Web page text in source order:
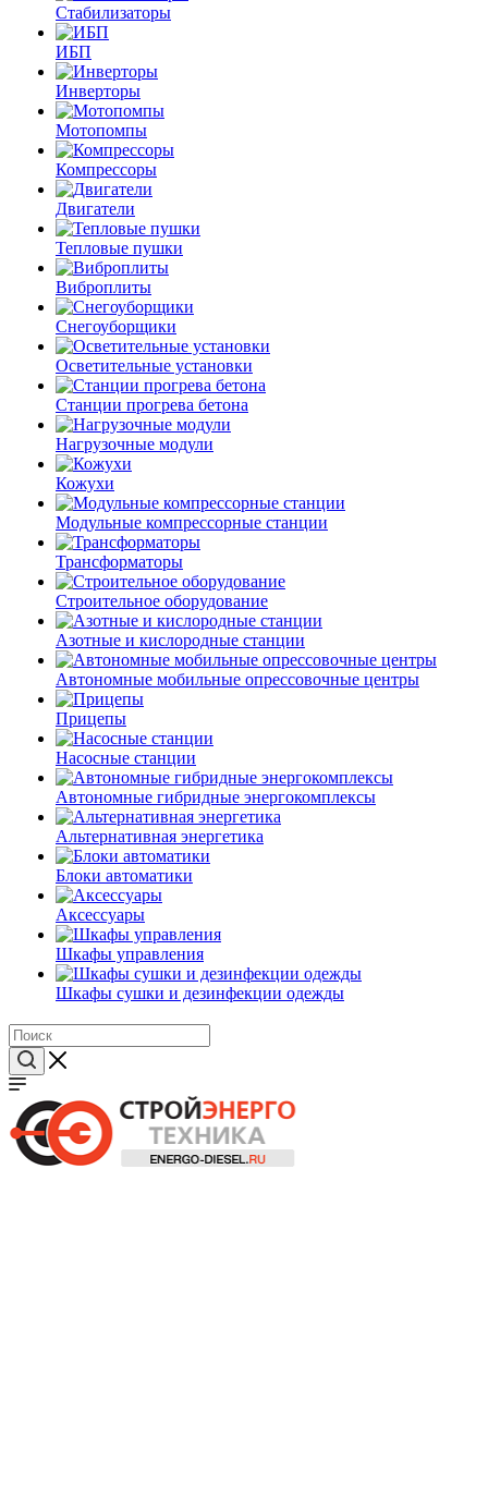
Стабилизаторы
ИБП
Инверторы
Мотопомпы
Компрессоры
Двигатели
Тепловые пушки
Виброплиты
Снегоуборщики
Осветительные установки
Станции прогрева бетона
Нагрузочные модули
Кожухи
Модульные компрессорные станции
Трансформаторы
Строительное оборудование
Азотные и кислородные станции
Автономные мобильные опрессовочные центры
Прицепы
Насосные станции
Автономные гибридные энергокомплексы
Альтернативная энергетика
Блоки автоматики
Аксессуары
Шкафы управления
Шкафы сушки и дезинфекции одежды